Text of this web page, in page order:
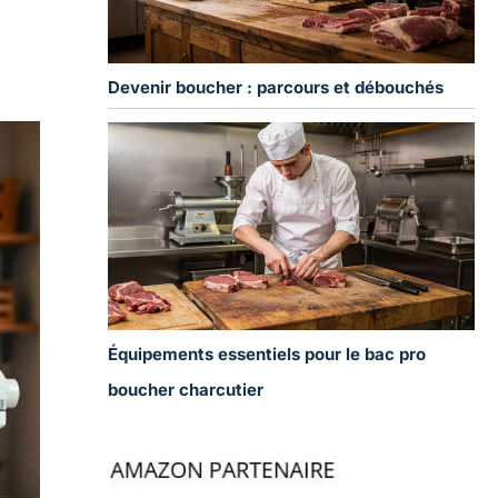
Devenir boucher : parcours et débouchés
Équipements essentiels pour le bac pro
boucher charcutier